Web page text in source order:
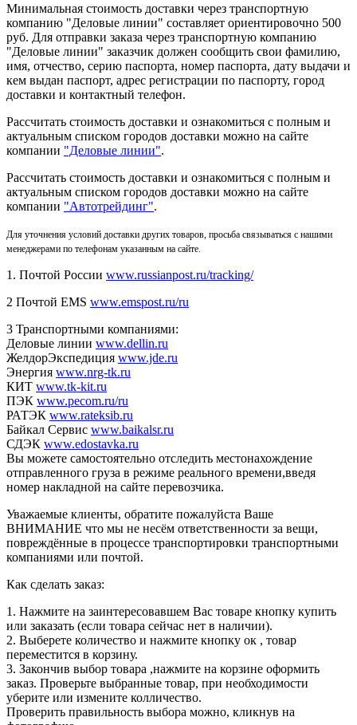
Минимальная стоимость доставки через транспортную
компанию "Деловые линии" составляет ориентировочно 500
руб. Для отправки заказа через транспортную компанию
"Деловые линии" заказчик должен сообщить свои фамилию,
имя, отчество, серию паспорта, номер паспорта, дату выдачи и
кем выдан паспорт, адрес регистрации по паспорту, город
доставки и контактный телефон.
Рассчитать стоимость доставки и ознакомиться с полным и
актуальным списком городов доставки можно на сайте
компании "Деловые линии".
Рассчитать стоимость доставки и ознакомиться с полным и
актуальным списком городов доставки можно на сайте
компании "Автотрейдинг".
Для уточнения условий доставки других товаров, просьба связываться с нашими
менеджерами по телефонам указанным на сайте.
1. Почтой России www.russianpost.ru/tracking/
2 Почтой EMS www.emspost.ru/ru
3 Транспортными компаниями:
Деловые линии www.dellin.ru
ЖелдорЭкспедиция www.jde.ru
Энергия www.nrg-tk.ru
КИТ www.tk-kit.ru
ПЭК www.pecom.ru/ru
РАТЭК www.rateksib.ru
Байкал Сервис www.baikalsr.ru
СДЭК www.edostavka.ru
Вы можете самостоятельно отследить местонахождение
отправленного груза в режиме реального времени,введя
номер накладной на сайте перевозчика.
Уважаемые клиенты, обратите пожалуйста Ваше
ВНИМАНИЕ что мы не несём ответственности за вещи,
повреждённые в процессе транспортировки транспортными
компаниями или почтой.
Как сделать заказ:
1. Нажмите на заинтересовавшем Вас товаре кнопку купить
или заказать (если товара сейчас нет в наличии).
2. Выберете количество и нажмите кнопку ок , товар
переместится в корзину.
3. Закончив выбор товара ,нажмите на корзине оформить
заказ. Проверьте выбранные товар, при необходимости
уберите или измените колличество.
Проверить правильность выбора можно, кликнув на